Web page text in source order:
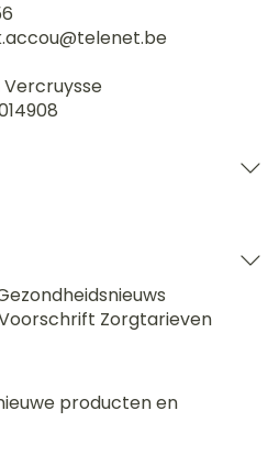
telenet.be
Vercruysse
Zorgtarieven
producten en